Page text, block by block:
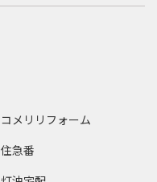
コメリリフォーム
住急番